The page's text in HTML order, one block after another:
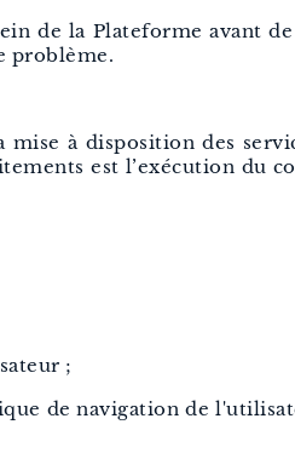
de la Plateforme avant
problème.
à disposition des
est l’exécution du
;
de navigation de